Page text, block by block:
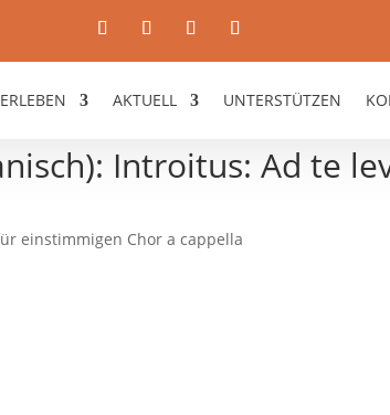
ERLEBEN AKTUELL UNTERSTÜTZEN
Introitus: Ad te
einstimmigen Chor a cappella